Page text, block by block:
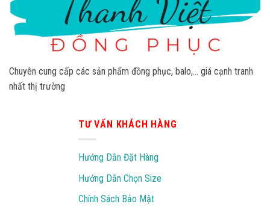
Chuyên cung cấp các sản phẩm đồng phục, balo,… giá cạnh tranh
nhất thị trường
TƯ VẤN KHÁCH HÀNG
Hướng Dẫn Đặt Hàng
Hướng Dẫn Chọn Size
Chính Sách Bảo Mật